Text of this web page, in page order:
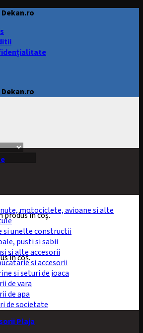
produs în coș.
în coș.
motociclete, avioane si alte
si unelte constructii
pusti si sabii
si alte accesorii
si accesorii
si seturi de joaca
de vara
de apa
de societate
Plaja